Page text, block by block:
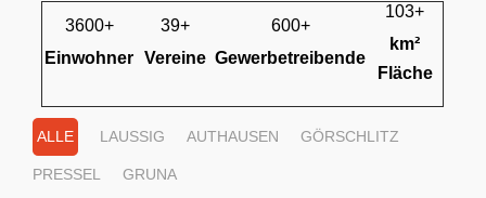
3600+
Einwohner
39+
Vereine
600+
Gewerbetreibende
103+
km²
Fläche
ALLE LAUSSIG AUTHAUSEN GÖRSCHLITZ
PRESSEL GRUNA